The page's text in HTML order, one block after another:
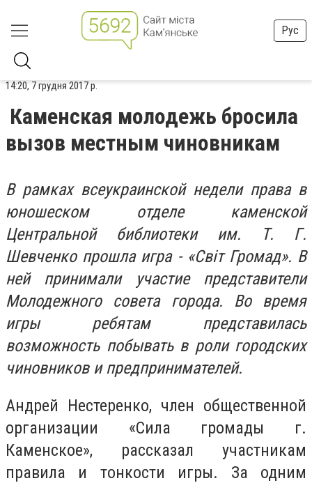
Рус
14:20, 7 грудня 2017 р.
Каменская молодежь бросила
вызов местным чиновникам
В рамках всеукраинской недели права в
юношеском отделе каменской
Центральной библиотеки им. Т. Г.
Шевченко прошла игра - «Свiт Громад». В
ней принимали участие представители
Молодежного совета города. Во время
игры ребятам представилась
возможность побывать в роли городских
чиновников и предпринимателей.
Андрей Нестеренко, член общественной
организации «Сила громады г.
Каменское», рассказал участникам
правила и тонкости игры. За одним